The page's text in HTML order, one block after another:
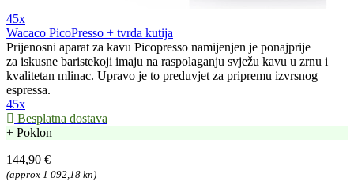
45x
Wacaco PicoPresso + tvrda kutija
Prijenosni aparat za kavu Picopresso namijenjen je ponajprije
za iskusne baristekoji imaju na raspolaganju svježu kavu u zrnu i
kvalitetan mlinac. Upravo je to preduvjet za pripremu izvrsnog
espressa.
45x
Besplatna dostava
+ Poklon
144,90 €
(approx 1 092,18 kn)